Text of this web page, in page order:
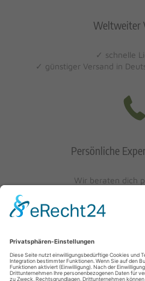
Weltweiter
✓ schnelle
✓ günstiger Versand in
Persönliche
Wir beraten dich
0621/